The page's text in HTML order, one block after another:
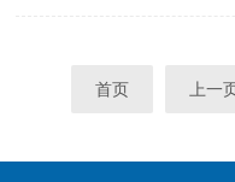
首页 上一